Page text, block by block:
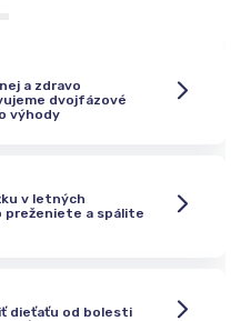
a zdravo
dvojfázové
výhody
v letných
preženiete a spálite
dieťaťu od bolesti